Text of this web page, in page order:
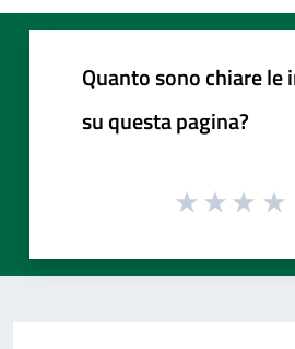
Quanto sono chiare
su questa pagina?